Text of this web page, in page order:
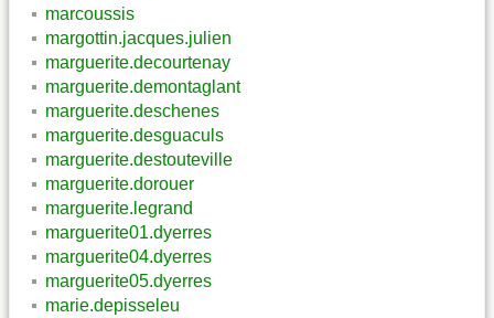
marcoussis
margottin.jacques.julien
marguerite.decourtenay
marguerite.demontaglant
marguerite.deschenes
marguerite.desguaculs
marguerite.destouteville
marguerite.dorouer
marguerite.legrand
marguerite01.dyerres
marguerite04.dyerres
marguerite05.dyerres
marie.depisseleu